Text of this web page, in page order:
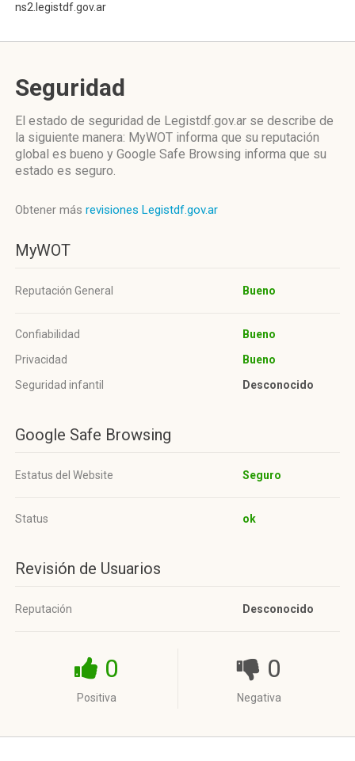
ns2.legistdf.gov.ar
Seguridad
El estado de seguridad de Legistdf.gov.ar se describe de
la siguiente manera: MyWOT informa que su reputación
global es bueno y Google Safe Browsing informa que su
estado es seguro.
Obtener más revisiones Legistdf.gov.ar
MyWOT
Reputación General Bueno
Confiabilidad
Bueno
Privacidad
Bueno
Seguridad infantil
Desconocido
Google Safe Browsing
Estatus del Website Seguro
Status ok
Revisión de Usuarios
Reputación Desconocido
0
Positiva
0
Negativa